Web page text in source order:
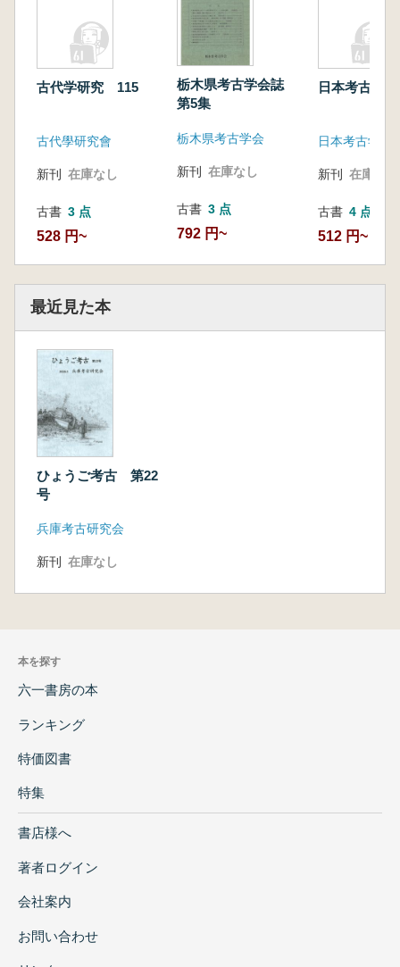
古代学研究 115
古代學研究會
新刊 在庫なし
古書 3 点
528 円~
栃木県考古学会誌
第5集
栃木県考古学会
新刊 在庫なし
古書 3 点
792 円~
日本考古学
日本考古学協
新刊 在庫なし
古書 4 点
512 円~
最近見た本
ひょうご考古 第22
号
兵庫考古研究会
新刊 在庫なし
本を探す
六一書房の本
ランキング
特価図書
特集
書店様へ
著者ログイン
会社案内
お問い合わせ